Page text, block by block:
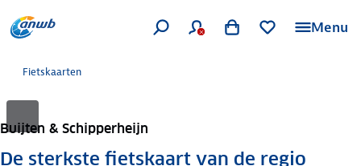
Menu
Fietskaarten
Buijten & Schipperheijn
De sterkste fietskaart van de regio